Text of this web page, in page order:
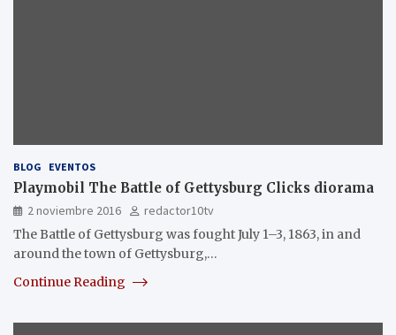
BLOG EVENTOS
Playmobil The Battle of Gettysburg Clicks diorama
2 noviembre 2016
redactor10tv
The Battle of Gettysburg was fought July 1–3, 1863, in and
around the town of Gettysburg,…
Continue Reading